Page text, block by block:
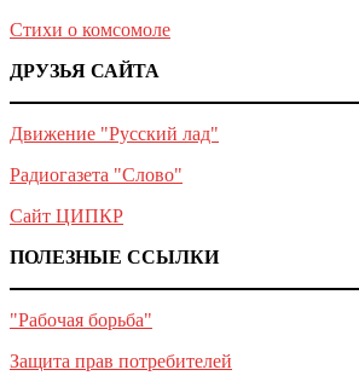
Стихи о комсомоле
ДРУЗЬЯ САЙТА
Движение "Русский лад"
Радиогазета "Слово"
Сайт ЦИПКР
ПОЛЕЗНЫЕ ССЫЛКИ
"Рабочая борьба"
Защита прав потребителей